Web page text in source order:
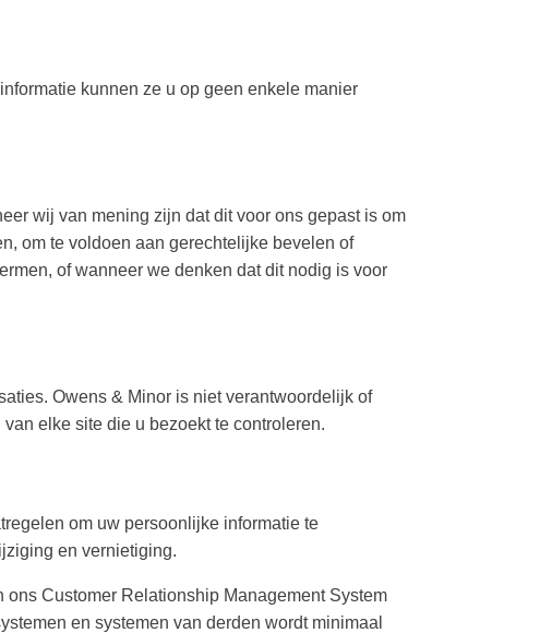
kunnen ze u op geen enkele manier
wij van mening zijn dat dit voor ons gepast is om
om te voldoen aan gerechtelijke bevelen of
of wanneer we denken dat dit nodig is voor
Owens & Minor is niet verantwoordelijk of
elke site die u bezoekt te controleren.
om uw persoonlijke informatie te
en vernietiging.
Customer Relationship Management System
en systemen van derden wordt minimaal